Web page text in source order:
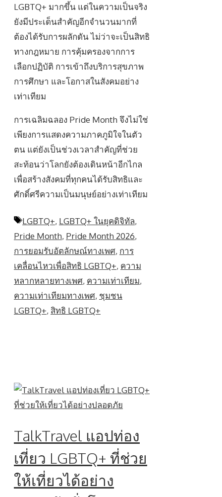
LGBTQ+ มากขึ้น แต่ในความเป็นจริง
ยังมีประเด็นสำคัญอีกจำนวนมากที่
ต้องได้รับการผลักดัน ไม่ว่าจะเป็นสิทธิ
ทางกฎหมาย การคุ้มครองจากการ
เลือกปฏิบัติ การเข้าถึงบริการสุขภาพ
การศึกษา และโอกาสในสังคมอย่าง
เท่าเทียม
การเฉลิมฉลอง Pride Month จึงไม่ใช่
เพียงการแสดงความภาคภูมิใจในตัว
ตน แต่ยังเป็นช่วงเวลาสำคัญที่ช่วย
สะท้อนว่าโลกยังต้องเดินหน้าอีกไกล
เพื่อสร้างสังคมที่ทุกคนได้รับสิทธิและ
ศักดิ์ศรีความเป็นมนุษย์อย่างเท่าเทียม
Tags
LGBTQ+, LGBTQ+ ในยุคดิจิทัล,
Pride Month, Pride Month 2026,
การยอมรับอัตลักษณ์ทางเพศ, การ
เคลื่อนไหวเพื่อสิทธิ LGBTQ+, ความ
หลากหลายทางเพศ, ความเท่าเทียม,
ความเท่าเทียมทางเพศ, ชุมชน
LGBTQ+, สิทธิ LGBTQ+
TalkTravel แอปท่อง
เที่ยว LGBTQ+ ที่ช่วย
ให้เที่ยวได้อย่าง